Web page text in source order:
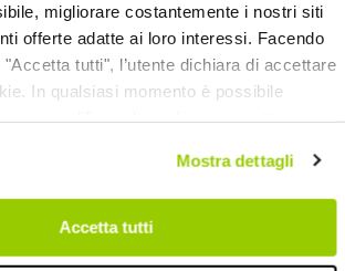
migliorare costantemente i nostri siti
offerte adatte ai loro interessi. Facendo
tutti", l’utente dichiara di accettare
In qualsiasi momento è possibile
e personalizza". Chiudendo questa
tasto in alto a destra continui
Mostra dettagli
Accetta tutti
di Bologna affronterà i
cure palliative e
di qualità: il progetto
, Professore
di Psicologia,
di Bologna